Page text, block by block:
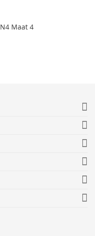
Maat 4